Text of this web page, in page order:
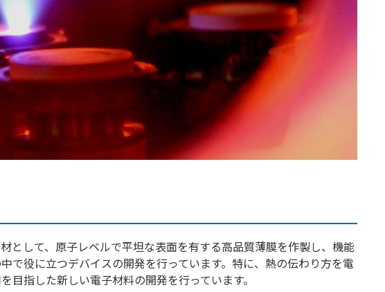
として、原子レベルで平坦な表面を有する高品質薄膜を作製し、機能
で役に立つデバイスの開発を行っています。特に、熱の伝わり方を電
指した新しい電子材料の開発を行っています。